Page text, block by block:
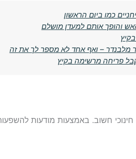
כמו ביום הראשון
והופך אותם למעדן מושלם
מלבנדר – ואף אחד לא מספר לך את זה
פריחה מרשימה בקיץ
חשוב. באמצעות מודעות